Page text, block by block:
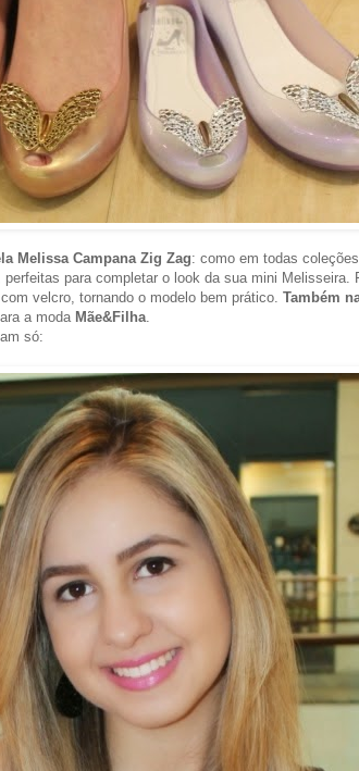
Melissa Campana Zig Zag: como em todas
para completar o look da sua mini Melisseira.
velcro, tornando o modelo bem prático. Também
a modaMãe&Filha.
só: